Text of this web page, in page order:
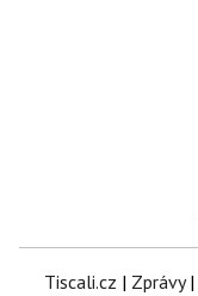
Tiscali.cz | Zprávy|